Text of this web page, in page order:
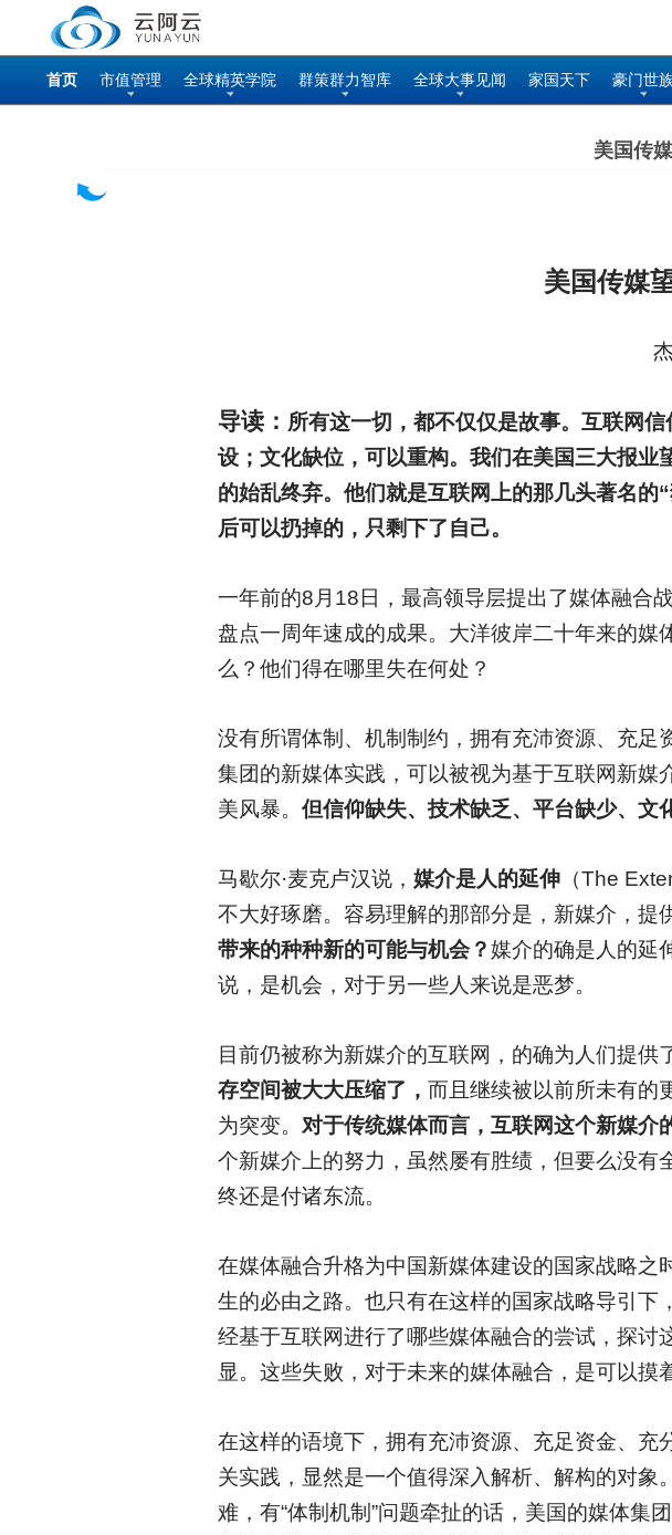
首页 市值管理 全球精英学院 群策群力智库 全球大事见闻 家国天下 豪门世
美国传
美国传媒
导读： 所有这一切，都不仅仅是故事。互联网
设；文化缺位，可以重构。我们在美国三大报
的始乱终弃。他们就是互联网上的那几头著名
后可以扔掉的，只剩下了自己。
一年前的8月18日，最高领导层提出了媒体融合
盘点一周年速成的成果。大洋彼岸二十年来的
么？他们得在哪里失在何处？
没有所谓体制、机制制约，拥有充沛资源、充
集团的新媒体实践，可以被视为基于互联网新
美风暴。 但信仰缺失、技术缺乏、平台缺少、文
马歇尔·麦克卢汉说， 媒介是人的延伸 （The
不大好琢磨。容易理解的那部分是，新媒介，提
带来的种种新的可能与机会？媒介的确是人的延
说，是机会，对于另一些人来说是恶梦。
目前仍被称为新媒介的互联网，的确为人们提供
存空间被大大压缩了， 而且继续被以前所未有的
为突变。 对于传统媒体而言，互联网这个新媒介
个新媒介上的努力，虽然屡有胜绩，但要么没
终还是付诸东流。
在媒体融合升格为中国新媒体建设的国家战略
生的必由之路。也只有在这样的国家战略导引
经基于互联网进行了哪些媒体融合的尝试，探讨
显。这些失败，对于未来的媒体融合，是可以摸
在这样的语境下，拥有充沛资源、充足资金、
关实践，显然是一个值得深入解析、解构的对
难，有“体制机制”问题牵扯的话，美国的媒体集